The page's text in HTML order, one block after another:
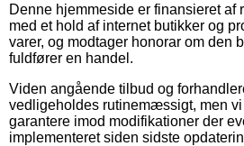
Denne hjemmeside er finansieret af
med et hold af internet butikker og
varer, og modtager honorar om den
fuldfører en handel.
Viden angående tilbud og
vedligeholdes rutinemæssigt, men
garantere imod modifikationer der
implementeret siden sidste